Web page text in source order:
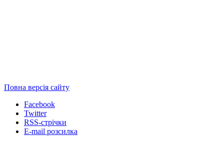
Повна версія сайту
Facebook
Twitter
RSS-стрічки
E-mail розсилка